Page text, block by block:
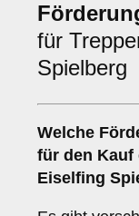
für
Spielberg
Welche
für den Kauf
Eiselfing